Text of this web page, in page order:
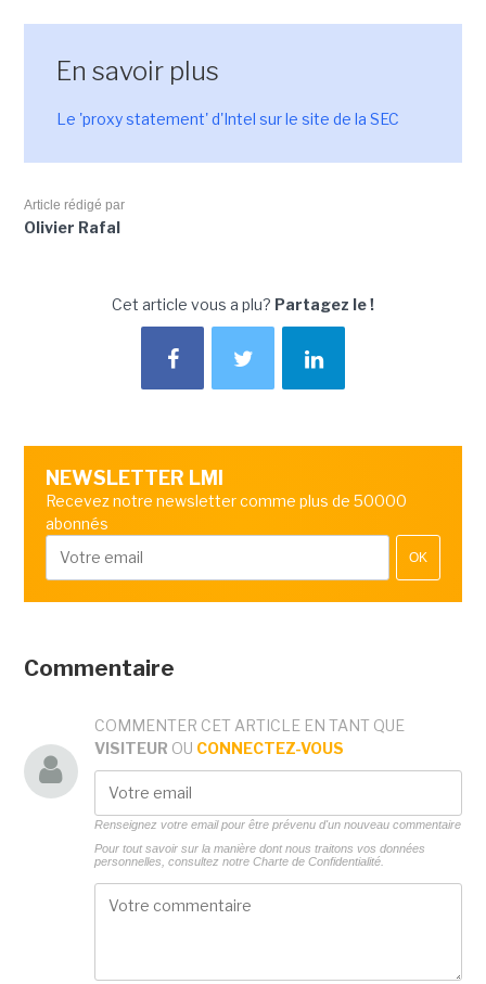
En savoir plus
Le 'proxy statement' d'Intel sur le site de la SEC
Article rédigé par
Olivier Rafal
Cet article vous a plu? Partagez le !
NEWSLETTER LMI
Recevez notre newsletter comme plus de 50000
abonnés
OK
Commentaire
COMMENTER CET ARTICLE EN TANT QUE
VISITEUR OU CONNECTEZ-VOUS
Renseignez votre email pour être prévenu d'un nouveau commentaire
Pour tout savoir sur la manière dont nous traitons vos données
personnelles, consultez notre Charte de Confidentialité.